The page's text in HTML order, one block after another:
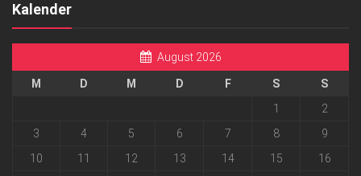
Kalender
August 2026
M D M D F S
S
1
2
3
4 5 6 7 8
9
10
11 12 13 14 15
16